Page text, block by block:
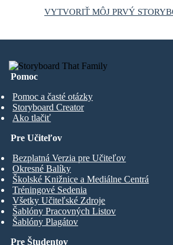
VYTVORIŤ MÔJ PRVÝ
Pomoc
Pomoc a časté otázky
Storyboard Creator
Ako tlačiť
Pre Študentov
Pre Učiteľov
Bezplatná Verzia pre Učiteľov
Okresné Balíky
Školské Knižnice a Mediálne Centrá
Tréningové Sedenia
Všetky Učiteľské Zdroje
Šablóny Pracovných Listov
Šablóny Plagátov